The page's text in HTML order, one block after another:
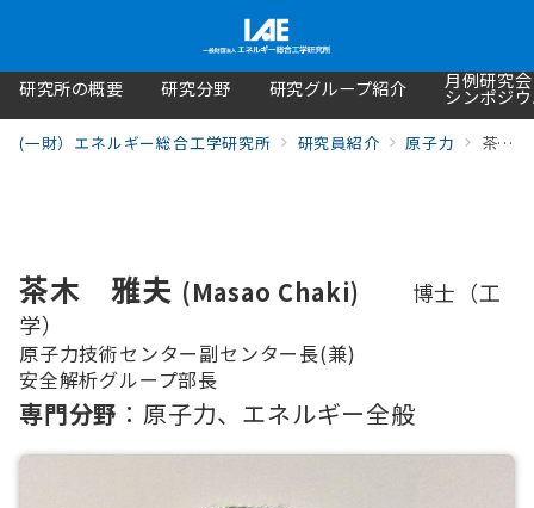
研究所の概要 研究分野 研究グループ紹介 月例研究
シンポジ
(一財）エネルギー総合工学研究所 研究員紹介 原子力 茶木 雅夫
茶木 雅夫 (Masao Chaki)
博士（工
学）
原子力技術センター副センター長(兼)
安全解析グループ部長
専門分野 ：原子力、エネルギー全般